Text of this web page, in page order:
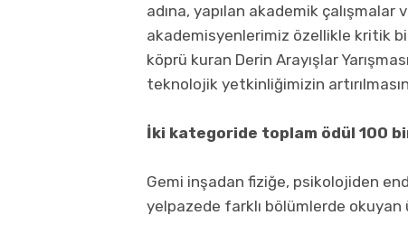
adına, yapılan akademik çalışmalar
akademisyenlerimiz özellikle kritik
köprü kuran Derin Arayışlar
teknolojik yetkinliğimizin
İki kategoride toplam ödül 100
Gemi inşadan fiziğe, psikolojiden
yelpazede farklı bölümlerde